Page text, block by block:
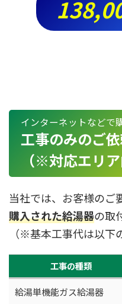
インターネットなどで
工事のみのご
（※対応エリア
当社では、お客様のご
購入された給湯器の取
（※基本工事代は以下
工事の種類
給湯単機能ガス給湯器